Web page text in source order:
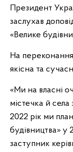
Президент
заслухав
«Велике
На
якісна та
«Ми на власні
містечка й
2022 рік ми
будівництва» у
заступник